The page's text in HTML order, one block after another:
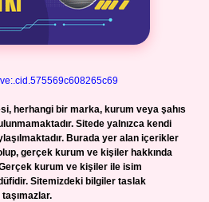
herhangi bir marka, kurum veya şahıs
Sitede yalnızca kendi
Burada yer alan içerikler
gerçek kurum ve kişiler hakkında
kurum ve kişiler ile isim
Sitemizdeki bilgiler taslak